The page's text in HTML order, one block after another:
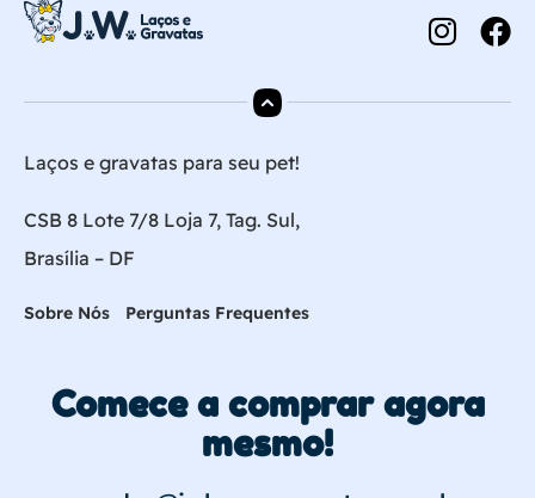
Laços e gravatas para seu pet!
CSB 8 Lote 7/8 Loja 7, Tag. Sul,
Brasília – DF
Sobre Nós Perguntas Frequentes
Comece a comprar agora
mesmo!